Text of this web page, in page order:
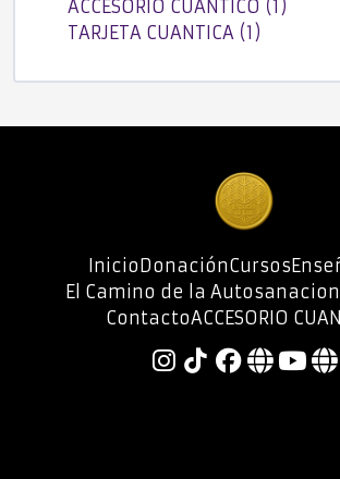
ACCESORIO CUANTICO (1)
TARJETA CUANTICA (1)
Inicio DonaciónCursos
El Camino de la Autosanacion
ContactoACCESORIO